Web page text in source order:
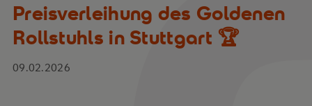
Preisverleihung des Goldenen
Rollstuhls in Stuttgart 🏆
09.02.2026